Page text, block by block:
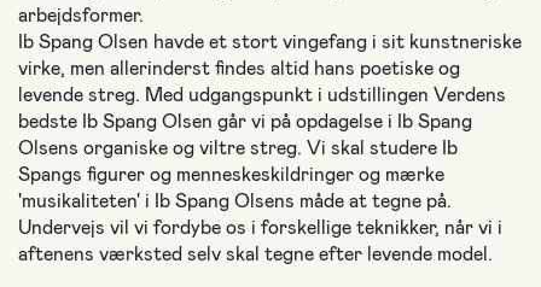
arbejdsformer.
Ib Spang Olsen havde et stort vingefang i sit kunstneriske
virke, men allerinderst findes altid hans poetiske og
levende streg. Med udgangspunkt i udstillingen Verdens
bedste Ib Spang Olsen går vi på opdagelse i Ib Spang
Olsens organiske og viltre streg. Vi skal studere Ib
Spangs figurer og menneskeskildringer og mærke
'musikaliteten' i Ib Spang Olsens måde at tegne på.
Undervejs vil vi fordybe os i forskellige teknikker, når vi i
aftenens værksted selv skal tegne efter levende model.